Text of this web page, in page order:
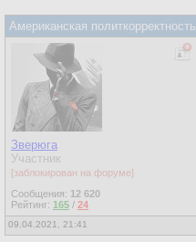
Американская политкорректность
Зверюга
Участник
[заблокирован на форуме]
Сообщения: 12 620
Рейтинг: 165 / 24
09.04.2021, 21:41